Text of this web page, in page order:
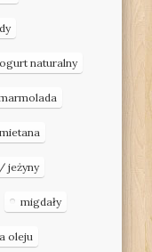
naturalny
jeżyny
migdały
oleju